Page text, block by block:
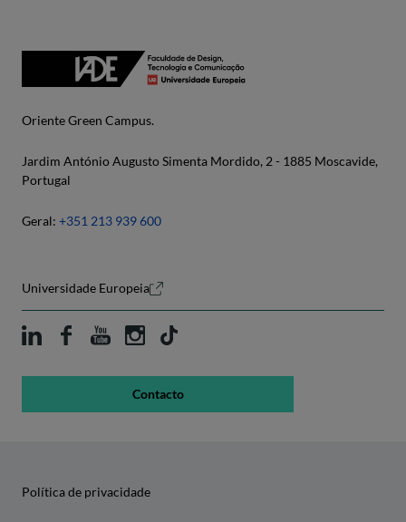
Oriente Green Campus.
Jardim António Augusto Simenta Mordido, 2 - 1885 Moscavide,
Portugal
Geral: +351 213 939 600
Universidade Europeia
Contacto
Política de privacidade